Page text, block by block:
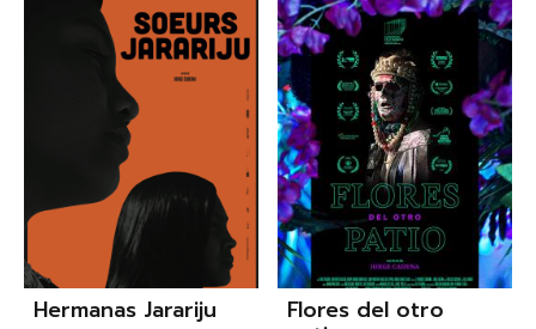
Hermanas Jarariju
Flores del otro